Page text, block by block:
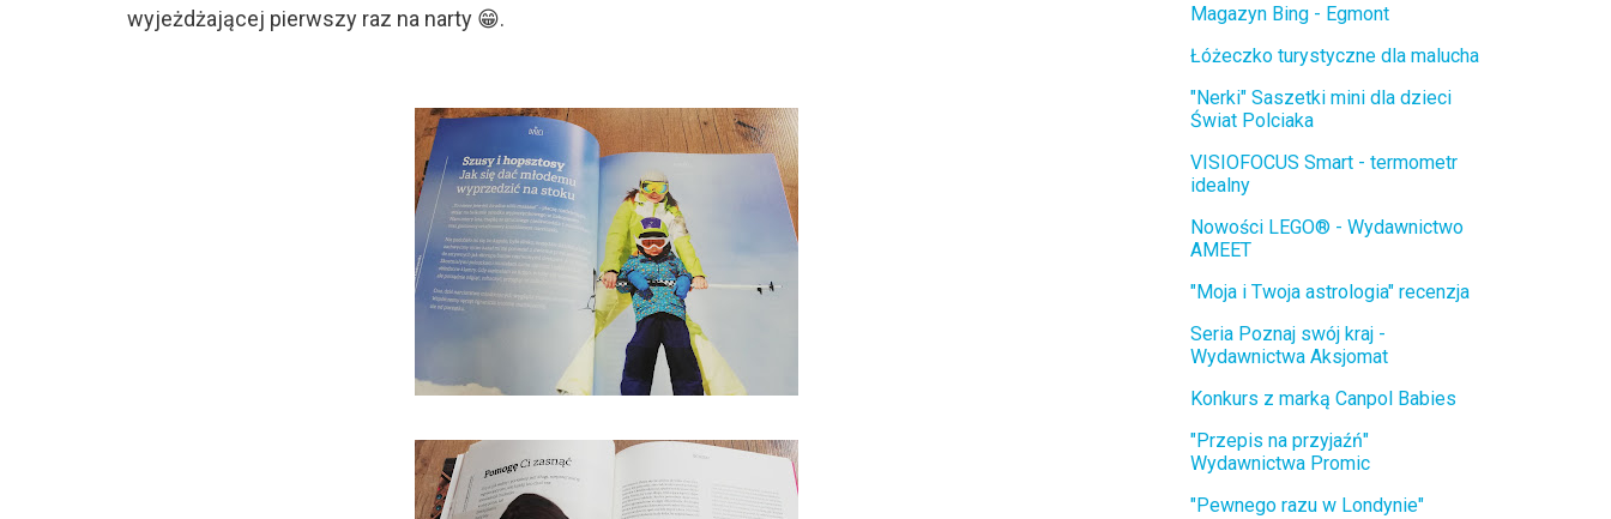
wyjeżdżającej pierwszy raz na narty 😁.
Magazyn Bing - Egmont
Łóżeczko turystyczne dla malucha
"Nerki" Saszetki mini dla dzieci
Świat Polciaka
VISIOFOCUS Smart - termometr
idealny
Nowości LEGO® - Wydawnictwo
AMEET
"Moja i Twoja astrologia" recenzja
Seria Poznaj swój kraj -
Wydawnictwa Aksjomat
Konkurs z marką Canpol Babies
"Przepis na przyjaźń"
Wydawnictwa Promic
"Pewnego razu w Londynie"